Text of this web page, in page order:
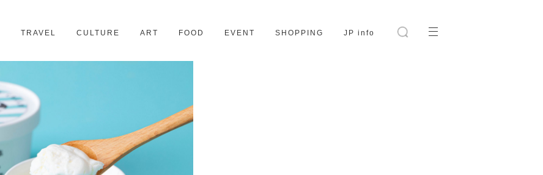
TRAVEL CULTURE ART FOOD EVENT SHOPPING JP info